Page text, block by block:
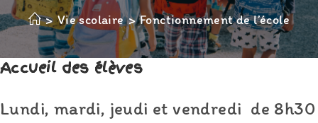
> Vie scolaire > Fonctionnement de l’école
Accueil des élèves
Lundi, mardi, jeudi et vendredi de 8h30